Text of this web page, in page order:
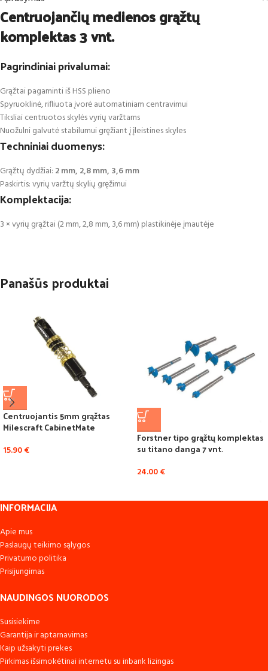
Centruojančių medienos grąžtų
komplektas 3 vnt.
Pagrindiniai privalumai:
Grąžtai pagaminti iš HSS plieno
Spyruoklinė, rifliuota įvorė automatiniam centravimui
Tiksliai centruotos skylės vyrių varžtams
Nuožulni galvutė stabilumui gręžiant į įleistines skyles
Techniniai duomenys:
Grąžtų dydžiai: 2 mm, 2,8 mm, 3,6 mm
Paskirtis: vyrių varžtų skylių gręžimui
Komplektacija:
3 × vyrių grąžtai (2 mm, 2,8 mm, 3,6 mm) plastikinėje įmautėje
Panašūs produktai
Centruojantis 5mm grąžtas
Milescraft CabinetMate
15.90€
Forstner tipo grąžtų komplektas
su titano danga 7 vnt.
24.00€
INFORMACIJA
Apie mus
Paslaugų teikimo sąlygos
Privatumo politika
Prisijungimas
NAUDINGOS NUORODOS
Susisiekime
Garantija ir aptarnavimas
Kaip užsakyti prekes
Pirkimas išsimokėtinai internetu su inbank lizingas